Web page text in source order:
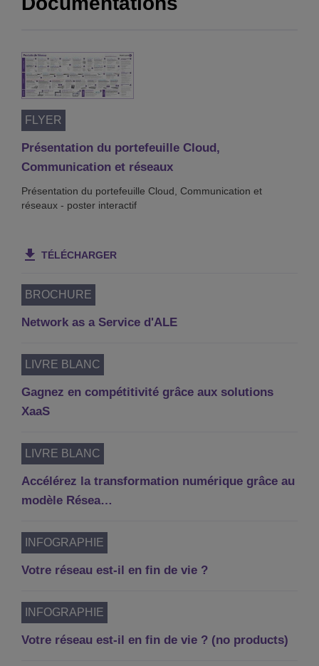
FLYER
Présentation du portefeuille Cloud,
Communication et réseaux
Présentation du portefeuille Cloud, Communication et
réseaux - poster interactif
TÉLÉCHARGER
BROCHURE
Network as a Service d'ALE
LIVRE BLANC
Gagnez en compétitivité grâce aux solutions
XaaS
LIVRE BLANC
Accélérez la transformation numérique grâce au
modèle Résea…
INFOGRAPHIE
Votre réseau est-il en fin de vie ?
INFOGRAPHIE
Votre réseau est-il en fin de vie ? (no products)